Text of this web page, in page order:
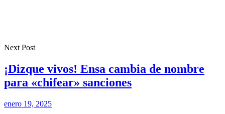
Next Post
¡Dizque vivos! Ensa cambia de nombre
para «chifear» sanciones
enero 19, 2025